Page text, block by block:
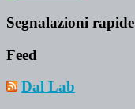
Segnalazioni rapide
Feed
Dal Lab